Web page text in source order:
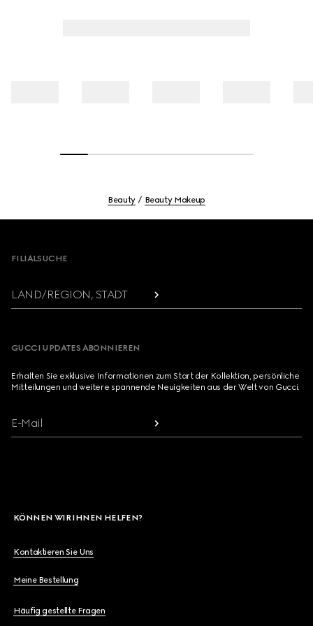
Beauty Beauty Makeup
FILIALSUCHE
LAND/REGION, STADT
GUCCI UPDATES ABONNIEREN
Erhalten Sie exklusive Informationen zum Start der Kollektion, persönliche
Mitteilungen und weitere spannende Neuigkeiten aus der Welt von Gucci.
E-Mail
KÖNNEN WIR IHNEN HELFEN?
Kontaktieren Sie Uns
Meine Bestellung
Häufig gestellte Fragen